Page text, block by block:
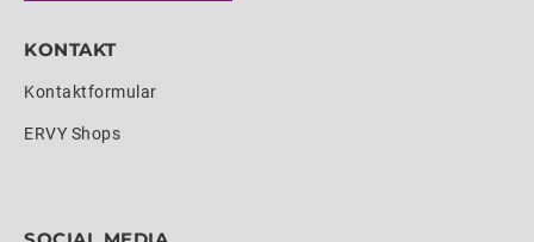
KONTAKT
Kontaktformular
ERVY Shops